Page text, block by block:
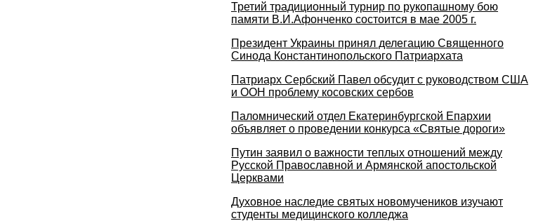
Третий традиционный турнир по рукопашному бою
памяти В.И.Афонченко состоится в мае 2005 г.
Президент Украины принял делегацию Священного
Синода Константинопольского Патриархата
Патриарх Сербский Павел обсудит с руководством США
и ООН проблему косовских сербов
Паломнический отдел Екатеринбургской Епархии
объявляет о проведении конкурса «Святые дороги»
Путин заявил о важности теплых отношений между
Русской Православной и Армянской апостольской
Церквами
Духовное наследие святых новомучеников изучают
студенты медицинского колледжа